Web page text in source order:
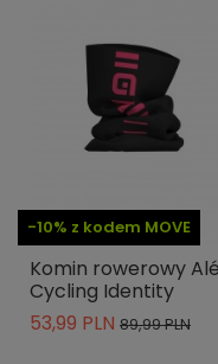
-10% z kodem MOVE
Komin rowerowy Alé
Cycling Identity
53,99 PLN 89,99 PLN